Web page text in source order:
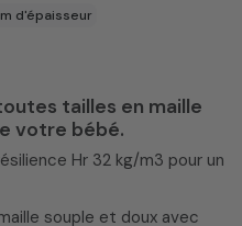
d'épaisseur
tailles en maille
votre bébé.
Hr 32 kg/m3 pour un
souple et doux avec